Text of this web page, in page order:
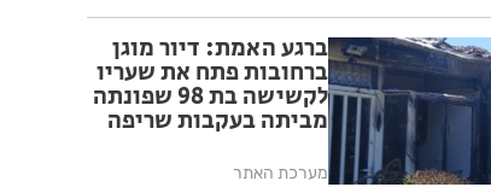
ברגע האמת: דיור מוגן
ברחובות פתח את שעריו
לקשישה בת 98 שפונתה
מביתה בעקבות שריפה
מערכת האתר